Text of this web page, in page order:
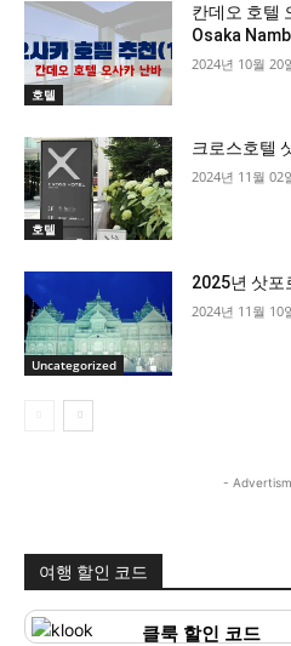
호텔
칸데오 호텔
Osaka
2024년 10월 20
호텔
크로스호텔
2024년 11월 02
Uncategorized
2025년 삿포
2024년 11월 10
-
여행 할인 코드
클룩 할인 코드